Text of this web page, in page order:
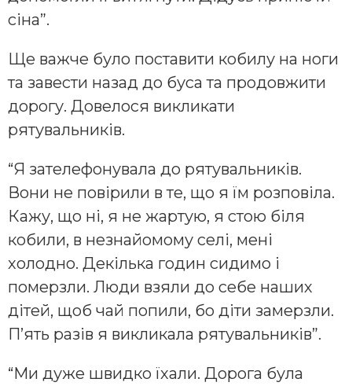
сіна”.
Ще важче було поставити кобилу на ноги
та завести назад до буса та продовжити
дорогу. Довелося викликати
рятувальників.
“Я зателефонувала до рятувальників.
Вони не повірили в те, що я їм розповіла.
Кажу, що ні, я не жартую, я стою біля
кобили, в незнайомому селі, мені
холодно. Декілька годин сидимо і
померзли. Люди взяли до себе наших
дітей, щоб чай попили, бо діти замерзли.
П’ять разів я викликала рятувальників”.
“Ми дуже швидко їхали. Дорога була